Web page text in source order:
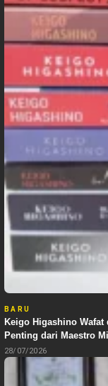
BARU
Keigo Higashino Wafat
Penting dari Maestro
28/07/2026